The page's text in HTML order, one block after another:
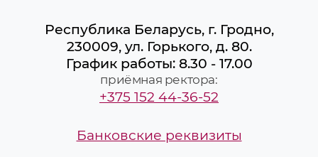
Республика Беларусь, г. Гродно,
230009, ул. Горького, д. 80.
График работы: 8.30 - 17.00
приёмная ректора:
+375 152 44-36-52
Банковские реквизиты